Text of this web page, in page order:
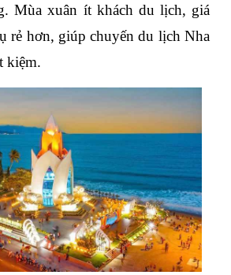
Mùa xuân ít khách du lịch, giá
rẻ hơn, giúp chuyến du lịch Nha
kiệm.